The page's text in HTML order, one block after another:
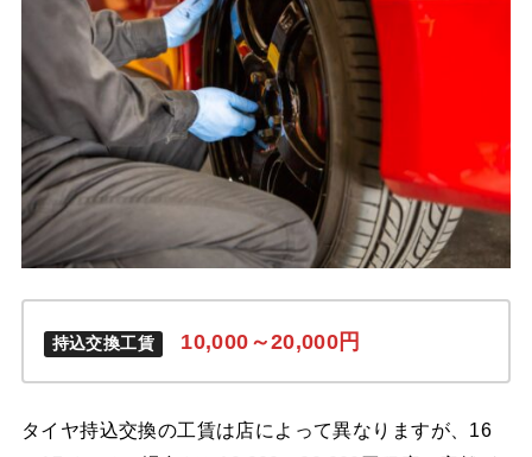
持込交換工賃 10,000～20,000円
タイヤ持込交換の工賃は店によって異なりますが、16